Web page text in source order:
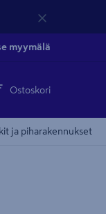
myymälä
Ostoskori
ja piharakennukset